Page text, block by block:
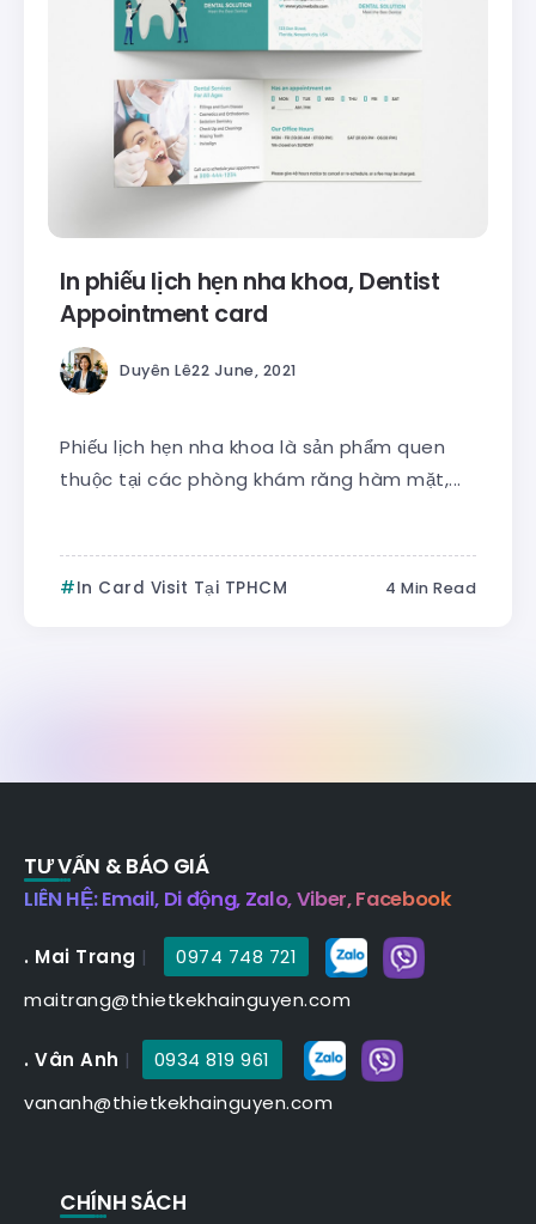
In phiếu lịch hẹn nha khoa, Dentist
Appointment card
Duyên Lê22 June, 2021
Phiếu lịch hẹn nha khoa là sản phẩm quen
thuộc tại các phòng khám răng hàm mặt,...
In Card Visit Tại TPHCM 4 Min Read
TƯ VẤN & BÁO GIÁ
LIÊN HỆ: Email, Di động, Zalo, Viber, Facebook
. Mai Trang |
0974 748 721
maitrang@thietkekhainguyen.com
. Vân Anh |
0934 819 961
vananh@thietkekhainguyen.com
CHÍNH SÁCH